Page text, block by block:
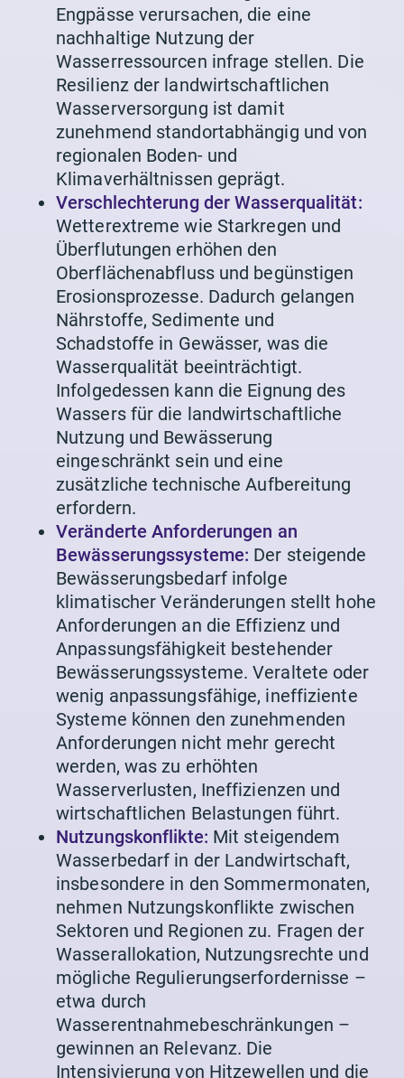
Engpässe verursachen, die eine
nachhaltige Nutzung der
Wasserressourcen infrage stellen. Die
Resilienz der landwirtschaftlichen
Wasserversorgung ist damit
zunehmend standortabhängig und von
regionalen Boden- und
Klimaverhältnissen geprägt.
Verschlechterung der Wasserqualität:
Wetterextreme wie Starkregen und
Überflutungen erhöhen den
Oberflächenabfluss und begünstigen
Erosionsprozesse. Dadurch gelangen
Nährstoffe, Sedimente und
Schadstoffe in Gewässer, was die
Wasserqualität beeinträchtigt.
Infolgedessen kann die Eignung des
Wassers für die landwirtschaftliche
Nutzung und Bewässerung
eingeschränkt sein und eine
zusätzliche technische Aufbereitung
erfordern.
Veränderte Anforderungen an
Bewässerungssysteme: Der steigende
Bewässerungsbedarf infolge
klimatischer Veränderungen stellt hohe
Anforderungen an die Effizienz und
Anpassungsfähigkeit bestehender
Bewässerungssysteme. Veraltete oder
wenig anpassungsfähige, ineffiziente
Systeme können den zunehmenden
Anforderungen nicht mehr gerecht
werden, was zu erhöhten
Wasserverlusten, Ineffizienzen und
wirtschaftlichen Belastungen führt.
Nutzungskonflikte: Mit steigendem
Wasserbedarf in der Landwirtschaft,
insbesondere in den Sommermonaten,
nehmen Nutzungskonflikte zwischen
Sektoren und Regionen zu. Fragen der
Wasserallokation, Nutzungsrechte und
mögliche Regulierungserfordernisse –
etwa durch
Wasserentnahmebeschränkungen –
gewinnen an Relevanz. Die
Intensivierung von Hitzewellen und die